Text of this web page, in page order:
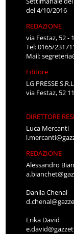
del 4/10/2016
REDAZIONE
via Festaz, 52 -
Tel: 0165/
Mail:
Editore
LG PRESSE
via Festaz, 52
DIRETTORE
Luca Mercanti
REDAZIONE
Alessandro
Danila Chenal
Erika David